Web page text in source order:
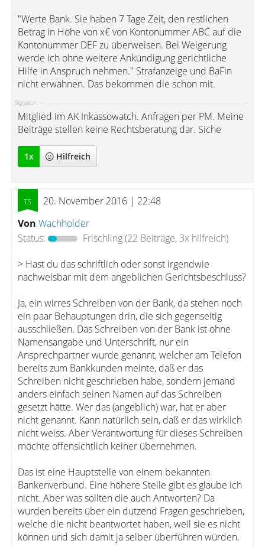
"Werte Bank. Sie haben 7 Tage Zeit, den restlichen
Betrag in Höhe von x€ von Kontonummer ABC auf die
Kontonummer DEF zu überweisen. Bei Weigerung
werde ich ohne weitere Ankündigung gerichtliche
Hilfe in Anspruch nehmen." Strafanzeige und BaFin
nicht erwähnen. Das bekommen die schon mit.
Signatur:
Mitglied im AK Inkassowatch. Anfragen per PM. Meine
Beiträge stellen keine Rechtsberatung dar. Siche
1x Hilfreich
20. November 2016 | 22:48
Von Wachholder
Status:
Frischling(22 Beiträge, 3x hilfreich)
> Hast du das schriftlich oder sonst irgendwie
nachweisbar mit dem angeblichen Gerichtsbeschluss?
Ja, ein wirres Schreiben von der Bank, da stehen noch
ein paar Behauptungen drin, die sich gegenseitig
ausschließen. Das Schreiben von der Bank ist ohne
Namensangabe und Unterschrift, nur ein
Ansprechpartner wurde genannt, welcher am Telefon
bereits zum Bankkunden meinte, daß er das
Schreiben nicht geschrieben habe, sondern jemand
anders einfach seinen Namen auf das Schreiben
gesetzt hätte. Wer das (angeblich) war, hat er aber
nicht genannt. Kann natürlich sein, daß er das wirklich
nicht weiss. Aber Verantwortung für dieses Schreiben
möchte offensichtlich keiner übernehmen.
Das ist eine Hauptstelle von einem bekannten
Bankenverbund. Eine höhere Stelle gibt es glaube ich
nicht. Aber was sollten die auch Antworten? Da
wurden bereits über ein dutzend Fragen geschrieben,
welche die nicht beantwortet haben, weil sie es nicht
können und sich damit ja selber überführen würden.